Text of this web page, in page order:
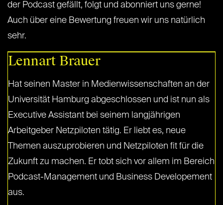
der Podcast gefällt, folgt und abonniert uns gerne!
Auch über eine Bewertung freuen wir uns natürlich
sehr.
Lennart Brauer
Hat seinen Master in Medienwissenschaften an der
Universität Hamburg abgeschlossen und ist nun als
Executive Assistant bei seinem langjährigen
Arbeitgeber Netzpiloten tätig. Er liebt es, neue
Themen auszuprobieren und Netzpiloten fit für die
Zukunft zu machen. Er tobt sich vor allem im Bereich
Podcast-Management und Business Developement
aus.